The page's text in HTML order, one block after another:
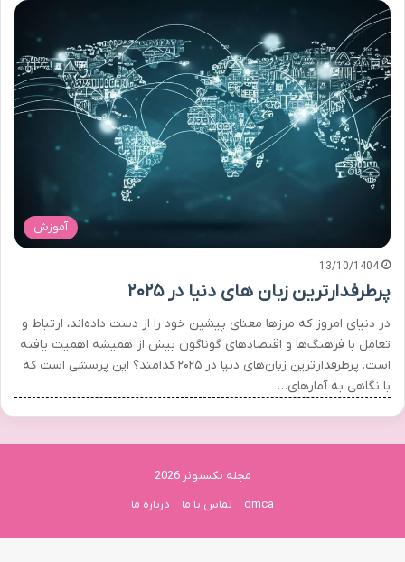
آموزش
13/10/1404
پرطرفدارترین زبان های دنیا در ۲۰۲۵
در دنیای امروز که مرزها معنای پیشین خود را از دست داده‌اند، ارتباط و
تعامل با فرهنگ‌ها و اقتصادهای گوناگون بیش از همیشه اهمیت یافته
است. پرطرفدارترین زبان‌های دنیا در ۲۰۲۵ کدامند؟ این پرسشی است که
با نگاهی به آمارهای…
مجله نکستونز 2026
dmca
تماس با ما درباره ما